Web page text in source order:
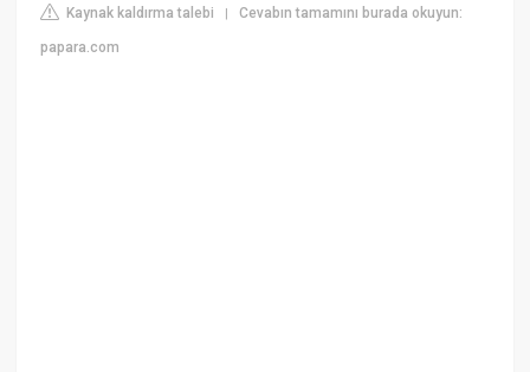
Kaynak kaldırma talebi |Cevabın tamamını burada okuyun:
papara.com